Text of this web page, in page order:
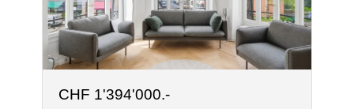
CHF 1'394'000.-